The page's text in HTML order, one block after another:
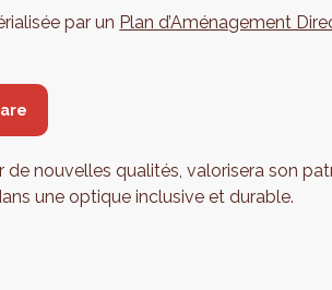
par un Plan d’Aménagement
nouvelles qualités, valorisera son
une optique inclusive et durable.